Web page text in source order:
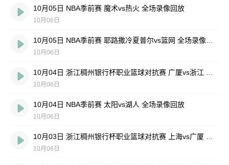
10月05日 NBA季前赛 魔术vs热火 全场录像回放
10月06日
10月06日
10月06日
10月04日 NBA季前赛 太阳vs湖人 全场录像回放
10月06日
10月06日